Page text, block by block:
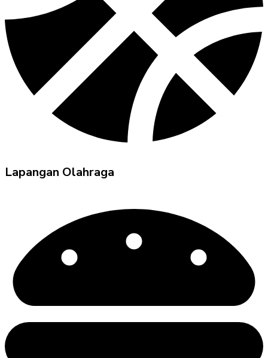
Lapangan Olahraga